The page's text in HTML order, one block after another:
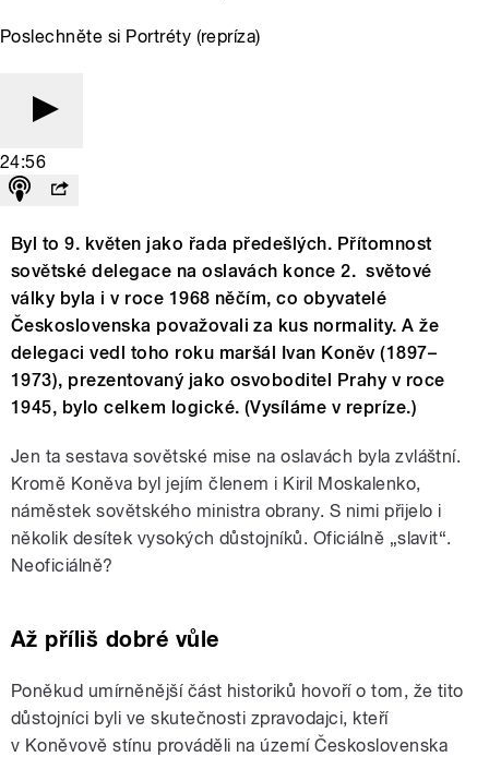
Poslechněte si Portréty (repríza)
24:56
Byl to 9. květen jako řada předešlých. Přítomnost
sovětské delegace na oslavách konce 2. světové
války byla i v roce 1968 něčím, co obyvatelé
Československa považovali za kus normality. A že
delegaci vedl toho roku maršál Ivan Koněv (1897–
1973), prezentovaný jako osvoboditel Prahy v roce
1945, bylo celkem logické. (Vysíláme v repríze.)
Jen ta sestava sovětské mise na oslavách byla zvláštní.
Kromě Koněva byl jejím členem i Kiril Moskalenko,
náměstek sovětského ministra obrany. S nimi přijelo i
několik desítek vysokých důstojníků. Oficiálně „slavit“.
Neoficiálně?
Až příliš dobré vůle
Poněkud umírněnější část historiků hovoří o tom, že tito
důstojníci byli ve skutečnosti zpravodajci, kteří
v Koněvově stínu prováděli na území Československa